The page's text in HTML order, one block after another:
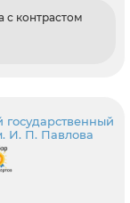
с контрастом
И. П. Павлова